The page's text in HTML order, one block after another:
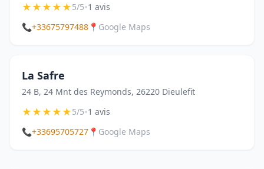
★★★★★5/5•1 avis
📞+33675797488 📍 Google Maps
La Safre
24 B, 24 Mnt des Reymonds, 26220 Dieulefit
★★★★★5/5•1 avis
📞+33695705727 📍 Google Maps